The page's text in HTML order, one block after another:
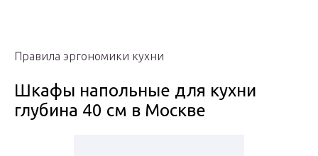
Правила эргономики кухни
Шкафы напольные для кухни
глубина 40 см в Москве